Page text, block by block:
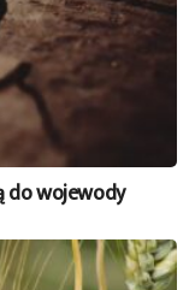
do wojewody